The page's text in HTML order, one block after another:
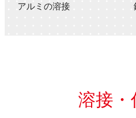
アルミの溶接
溶接・